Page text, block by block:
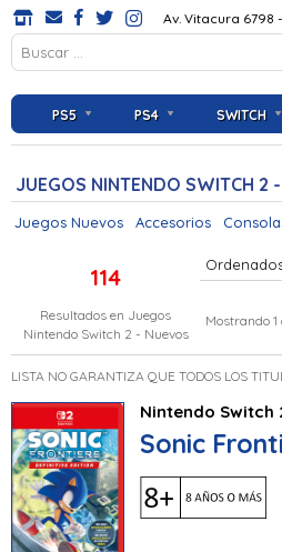
Av. Vitacura 6798
PS5 PS4 SWITCH
JUEGOS NINTENDO SWITCH 2
Juegos Nuevos Accesorios
114
Resultados en Juegos
Nintendo Switch 2 - Nuevos
Mostrando
LISTA NO GARANTIZA QUE TODOS LOS
Nintendo Switch
Sonic